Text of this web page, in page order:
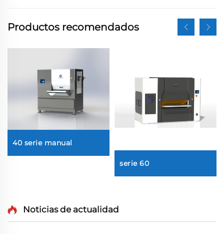
Productos recomendados
40 serie manual
serie 60
Noticias de actualidad